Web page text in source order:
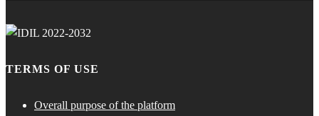
TERMS OF USE
Overall purpose of the platform